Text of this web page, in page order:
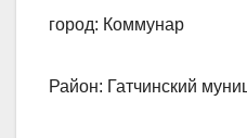
город: Коммунар
Район: Гатчинский